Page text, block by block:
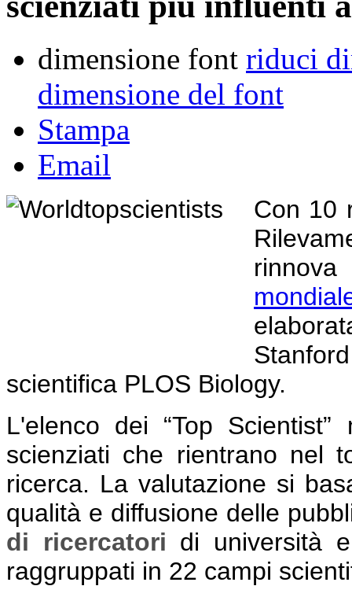
dimensione font riduci
dimensione del font
Stampa
Email
Con 10
scientifica PLOS Biology.
L'elenco dei “Top
scienziati che rientrano nel
ricerca. La valutazione si
qualità e diffusione delle
di ricercatori di università
raggruppati in 22 campi